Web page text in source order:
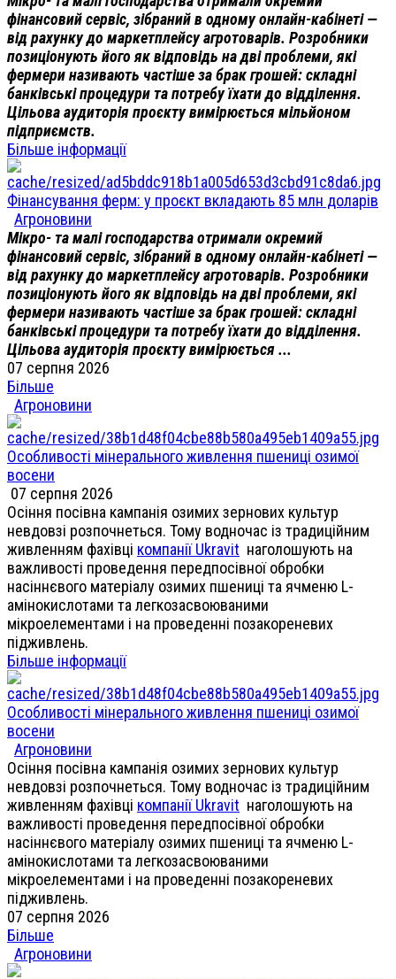
фінансовий сервіс, зібраний в одному онлайн-кабінеті —
від рахунку до маркетплейсу агротоварів. Розробники
позиціонують його як відповідь на дві проблеми, які
фермери називають частіше за брак грошей: складні
банківські процедури та потребу їхати до відділення.
Цільова аудиторія проєкту вимірюється мільйоном
підприємств.
Більше інформації
Фінансування ферм: у проєкт вкладають 85 млн доларів
Агроновини
Мікро- та малі господарства отримали окремий
фінансовий сервіс, зібраний в одному онлайн-кабінеті —
від рахунку до маркетплейсу агротоварів. Розробники
позиціонують його як відповідь на дві проблеми, які
фермери називають частіше за брак грошей: складні
банківські процедури та потребу їхати до відділення.
Цільова аудиторія проєкту вимірюється ...
07 серпня 2026
Більше
Агроновини
Особливості мінерального живлення пшениці озимої
восени
07 серпня 2026
Осіння посівна кампанія озимих зернових культур
невдовзі розпочнеться. Тому водночас із традиційним
живленням фахівці компанії Ukravit наголошують на
важливості проведення передпосівної обробки
насіннєвого матеріалу озимих пшениці та ячменю L-
амінокислотами та легкозасвоюваними
мікроелементами і на проведенні позакореневих
підживлень.
Більше інформації
Особливості мінерального живлення пшениці озимої
восени
Агроновини
Осіння посівна кампанія озимих зернових культур
невдовзі розпочнеться. Тому водночас із традиційним
живленням фахівці компанії Ukravit наголошують на
важливості проведення передпосівної обробки
насіннєвого матеріалу озимих пшениці та ячменю L-
амінокислотами та легкозасвоюваними
мікроелементами і на проведенні позакореневих
підживлень.
07 серпня 2026
Більше
Агроновини